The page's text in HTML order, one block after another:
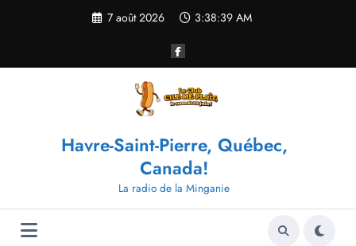
7 août 2026 3:38:39 AM
Havre-Saint-Pierre, Québec,
Canada!
La radio de la Minganie